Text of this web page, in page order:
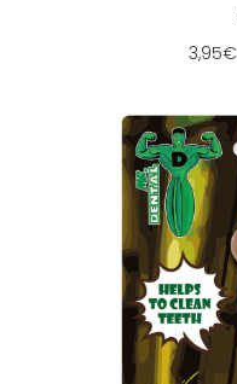
3,95€